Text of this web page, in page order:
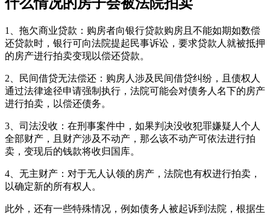
1、‌拖欠商业贷款‌：购房者向银行贷款购房且不能如期如数偿
还贷款时，银行可向法院提起民事诉讼，要求贷款人就被抵押
的房产进行拍卖变现以偿还贷款。
‌2、民间借贷无法偿还‌：购房人涉及民间借贷纠纷，且债权人
通过法律途径申请强制执行，法院可能会对债务人名下的房产
进行拍卖，以偿还债务。
‌3、司法没收‌：在刑事案件中，如果判决没收犯罪嫌疑人个人
全部财产，且财产涉及不动产，那么该不动产可依法进行拍
卖，变现后的钱款将收归国库。
‌‌4、无主财产‌：对于无人认领的房产，法院也有权进行拍卖，
以确定新的所有权人。
此外，还有一些特殊情况，例如债务人被起诉到法院，根据生